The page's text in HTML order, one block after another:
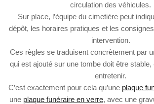
circulation des véhicules.
Sur place, l’équipe du cimetière peut
dépôt, les horaires pratiques et les
intervention.
Ces règles se traduisent concrètement par
qui est ajouté sur une tombe doit être stable,
entretenir.
C’est exactement pour cela qu’une plaque
une plaque funéraire en verre, avec une